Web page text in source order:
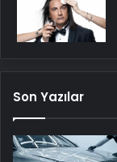
Son Yazılar